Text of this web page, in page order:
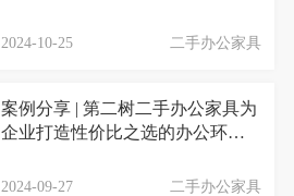
2024-10-25 二手办公家具
案例分享 | 第二树二手办公家具为
企业打造性价比之选的办公环
2024-09-27 二手办公家具